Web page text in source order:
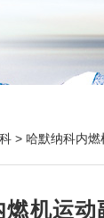
> 哈默纳科内
机运动